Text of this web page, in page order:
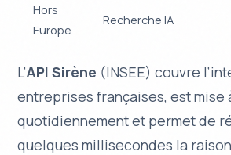
Hors
Europe
Recherche IA
L’API Sirène (INSEE) couvre
entreprises françaises, est mise
quotidiennement et permet de
quelques millisecondes la